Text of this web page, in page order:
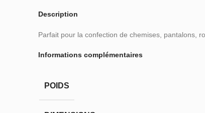
Description
Parfait pour la confection de chemises, pantalons,
Informations complémentaires
POIDS